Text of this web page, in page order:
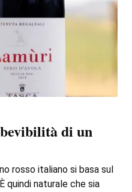
di un
rosso italiano si basa sul
È quindi naturale che sia